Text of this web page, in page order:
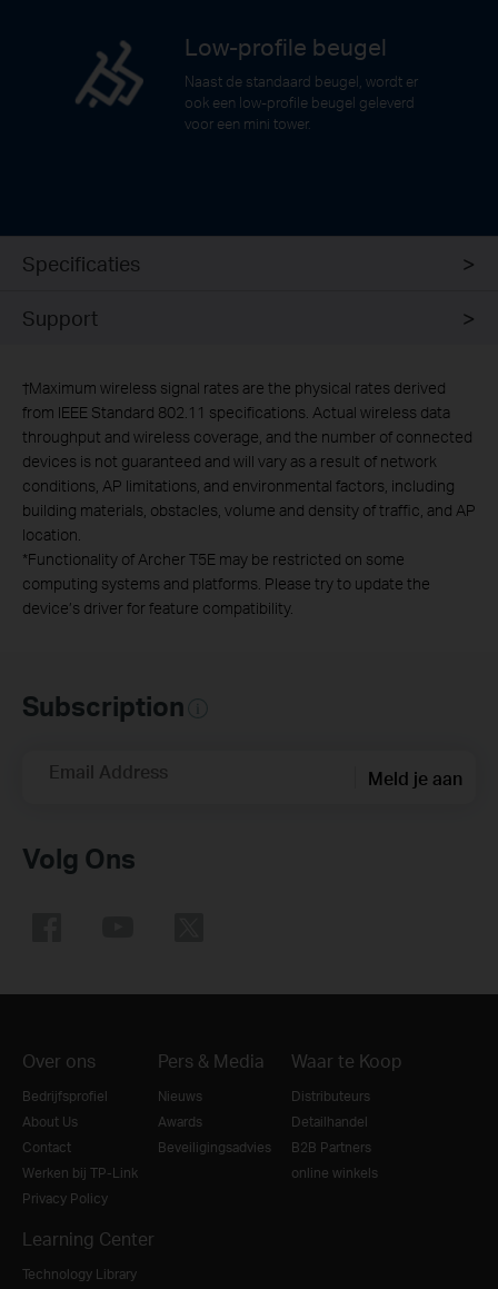
Low-profile beugel
Naast de standaard beugel, wordt er
ook een low-profile beugel geleverd
voor een mini tower.
Specificaties
Support
†Maximum wireless signal rates are the physical rates derived
from IEEE Standard 802.11 specifications. Actual wireless data
throughput and wireless coverage, and the number of connected
devices is not guaranteed and will vary as a result of network
conditions, AP limitations, and environmental factors, including
building materials, obstacles, volume and density of traffic, and AP
location.
*Functionality of Archer T5E may be restricted on some
computing systems and platforms. Please try to update the
device’s driver for feature compatibility.
Subscription
Email Address Meld je aan
Volg Ons
Over ons
Bedrijfsprofiel
About Us
Contact
Werken bij TP-Link
Privacy Policy
Pers & Media
Nieuws
Awards
Beveiligingsadvies
Waar te Koop
Distributeurs
Detailhandel
B2B Partners
online winkels
Learning Center
Technology Library